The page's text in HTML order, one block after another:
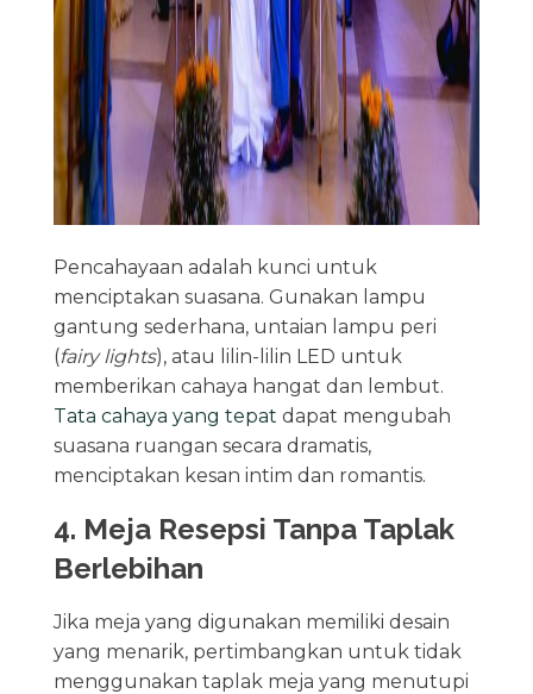
Pencahayaan adalah kunci untuk
menciptakan suasana. Gunakan lampu
gantung sederhana, untaian lampu peri
(fairy lights), atau lilin-lilin LED untuk
memberikan cahaya hangat dan lembut.
Tata cahaya yang tepat dapat mengubah
suasana ruangan secara dramatis,
menciptakan kesan intim dan romantis.
4. Meja Resepsi Tanpa Taplak
Berlebihan
Jika meja yang digunakan memiliki desain
yang menarik, pertimbangkan untuk tidak
menggunakan taplak meja yang menutupi